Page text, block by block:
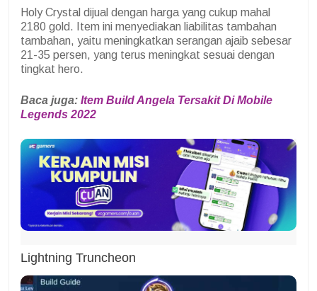
Holy Crystal dijual dengan harga yang cukup mahal
2180 gold. Item ini menyediakan liabilitas tambahan
tambahan, yaitu meningkatkan serangan ajaib sebesar
21-35 persen, yang terus meningkat sesuai dengan
tingkat hero.
Baca juga: Item Build Angela Tersakit Di Mobile
Legends 2022
Lightning Truncheon